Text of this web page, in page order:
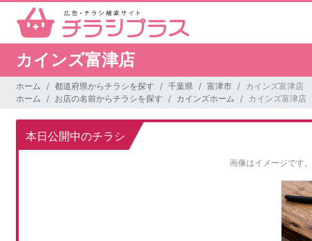
カインズ富津店
ホーム 都道府県からチラシを探す 千葉県 富津市
カインズ富津店
ホーム
お店の名前からチラシを探す カインズホーム カインズ富津店
本日公開中のチラシ
画像はイメージです。